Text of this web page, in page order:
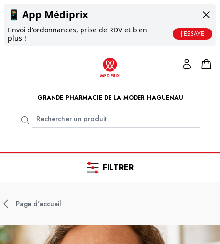
📱 App Médiprix
Envoi d'ordonnances, prise de RDV et bien
plus !
J'ESSAYE
GRANDE PHARMACIE DE LA MODER HAGUENAU
FILTRER
Page d'accueil